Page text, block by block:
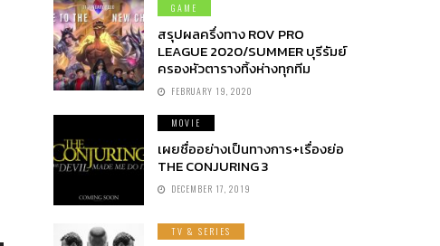
GAME
สรุปผลครึ่งทาง ROV PRO
LEAGUE 2020/SUMMER บุรีรัมย์
ครองหัวตารางทิ้งห่างทุกทีม
FEBRUARY 19, 2020
MOVIE
เผยชื่ออย่างเป็นทางการ+เรื่องย่อ
THE CONJURING 3
DECEMBER 17, 2019
TV & SERIES